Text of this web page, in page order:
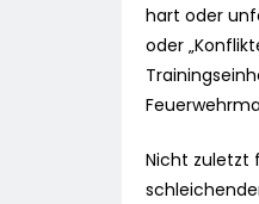
hart oder
oder
Nicht zuletzt